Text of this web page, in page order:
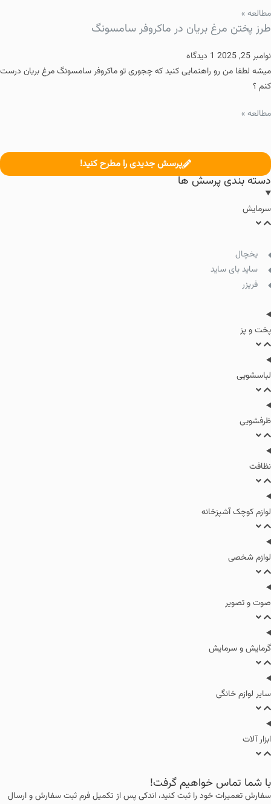
مطالعه »
طرز پختن مرغ بریان در ماکروفر سامسونگ
نوامبر 25, 2025
1 دیدگاه
میشه لطفا من رو راهنمایی کنید که چجوری تو ماکروفر سامسونگ مرغ بریان درست
کنم ؟
مطالعه »
پرسش جدیدی را مطرح کنید!
دسته بندی پرسش ها
سرمایش
یخچال
ساید بای ساید
فریزر
پخت و پز
لباسشویی
ظرفشویی
نظافت
لوازم کوچک آشپزخانه
لوازم شخصی
صوت و تصویر
گرمایش و سرمایش
سایر لوازم خانگی
ابزار آلات
با شما تماس خواهیم گرفت!
سفارش تعمیرات خود را ثبت کنید، اندکی پس از تکمیل فرم ثبت سفارش و ارسال